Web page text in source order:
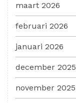
maart 2026
februari 2026
januari 2026
december 2025
november 2025